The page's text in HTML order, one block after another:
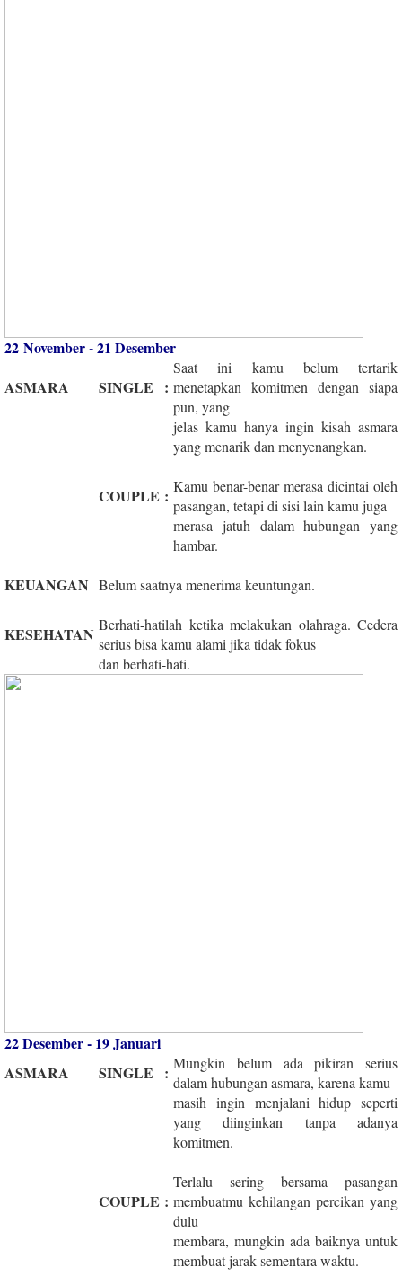
22 November - 21 Desember
ASMARA
SINGLE :
Saat ini kamu belum tertarik
menetapkan komitmen dengan siapa
pun, yang
jelas kamu hanya ingin kisah asmara
yang menarik dan menyenangkan.
COUPLE : Kamu benar-benar merasa dicintai oleh
pasangan, tetapi di sisi lain kamu juga
merasa jatuh dalam hubungan yang
hambar.
KEUANGAN Belum saatnya menerima keuntungan.
KESEHATAN Berhati-hatilah ketika melakukan olahraga. Cedera
serius bisa kamu alami jika tidak fokus
dan berhati-hati.
22 Desember - 19 Januari
ASMARA
SINGLE : Mungkin belum ada pikiran serius
dalam hubungan asmara, karena kamu
masih ingin menjalani hidup seperti
yang diinginkan tanpa adanya
komitmen.
COUPLE :
Terlalu sering bersama pasangan
membuatmu kehilangan percikan yang
dulu
membara, mungkin ada baiknya untuk
membuat jarak sementara waktu.